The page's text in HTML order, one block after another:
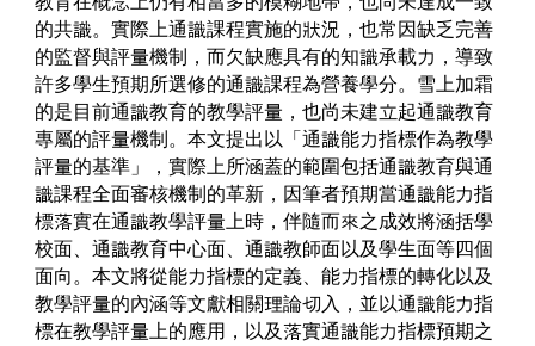
的共識。實際上通識課程實施的狀況，也常因缺乏完善
的監督與評量機制，而欠缺應具有的知識承載力，導致
許多學生預期所選修的通識課程為營養學分。雪上加霜
的是目前通識教育的教學評量，也尚未建立起通識教育
專屬的評量機制。本文提出以「通識能力指標作為教學
評量的基準」，實際上所涵蓋的範圍包括通識教育與通
識課程全面審核機制的革新，因筆者預期當通識能力指
標落實在通識教學評量上時，伴隨而來之成效將涵括學
校面、通識教育中心面、通識教師面以及學生面等四個
面向。本文將從能力指標的定義、能力指標的轉化以及
教學評量的內涵等文獻相關理論切入，並以通識能力指
標在教學評量上的應用，以及落實通識能力指標預期之